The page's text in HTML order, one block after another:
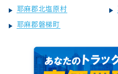
耶麻郡北塩原村
耶麻郡磐梯町